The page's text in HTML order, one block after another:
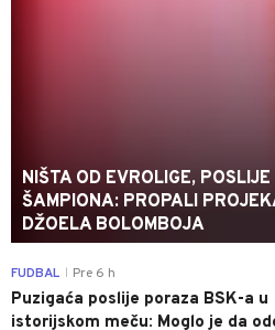
NIŠTA OD EVROLIGE,
ŠAMPIONA: PROPALI
DŽOELA BOLOMBOJA
FUDBAL Pre 6 h
Puzigaća poslije poraza BSK-a u
istorijskom meču: Moglo je da